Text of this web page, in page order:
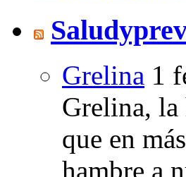
Grelina 1
Grelina, la
que en
hambre a